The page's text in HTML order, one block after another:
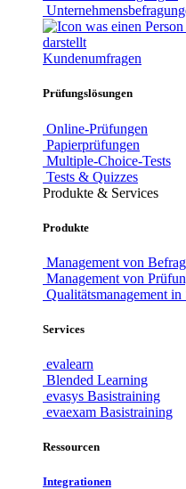
Kundenumfragen
Prüfungslösungen
Online-Prüfungen
Papierprüfungen
Multiple-Choice-Tests
Tests & Quizzes
Produkte & Services
Produkte
Management von
Management von
Qualitätsmanagement
Services
evalearn
Blended Learning
evasys Basistraining
evaexam Basistraining
Ressourcen
Integrationen